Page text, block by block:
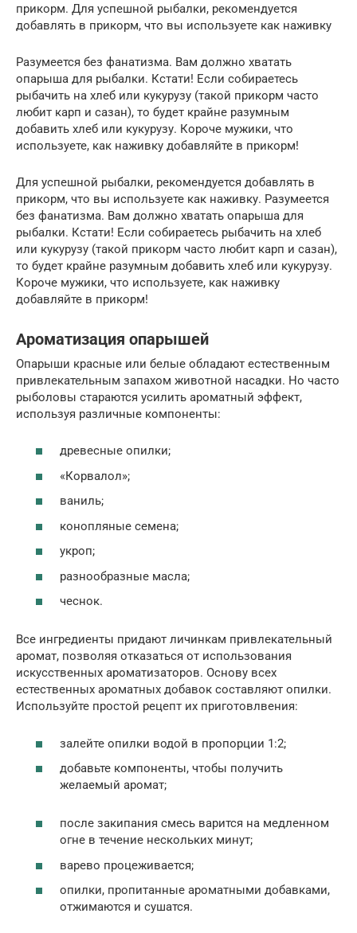
прикорм. Для успешной рыбалки, рекомендуется
добавлять в прикорм, что вы используете как наживку
Разумеется без фанатизма. Вам должно хватать
опарыша для рыбалки. Кстати! Если собираетесь
рыбачить на хлеб или кукурузу (такой прикорм часто
любит карп и сазан), то будет крайне разумным
добавить хлеб или кукурузу. Короче мужики, что
используете, как наживку добавляйте в прикорм!
Для успешной рыбалки, рекомендуется добавлять в
прикорм, что вы используете как наживку. Разумеется
без фанатизма. Вам должно хватать опарыша для
рыбалки. Кстати! Если собираетесь рыбачить на хлеб
или кукурузу (такой прикорм часто любит карп и сазан),
то будет крайне разумным добавить хлеб или кукурузу.
Короче мужики, что используете, как наживку
добавляйте в прикорм!
Ароматизация опарышей
Опарыши красные или белые обладают естественным
привлекательным запахом животной насадки. Но часто
рыболовы стараются усилить ароматный эффект,
используя различные компоненты:
древесные опилки;
«Корвалол»;
ваниль;
конопляные семена;
укроп;
разнообразные масла;
чеснок.
Все ингредиенты придают личинкам привлекательный
аромат, позволяя отказаться от использования
искусственных ароматизаторов. Основу всех
естественных ароматных добавок составляют опилки.
Используйте простой рецепт их приготовлвения:
залейте опилки водой в пропорции 1:2;
добавьте компоненты, чтобы получить
желаемый аромат;
после закипания смесь варится на медленном
огне в течение нескольких минут;
варево процеживается;
опилки, пропитанные ароматными добавками,
отжимаются и сушатся.